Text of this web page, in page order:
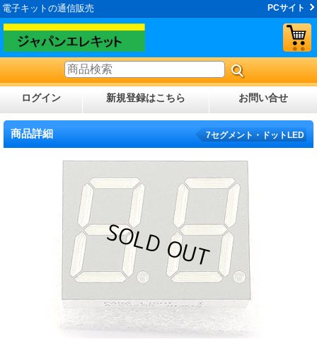
電子キットの通信販売 PCサイト
ログイン 新規登録はこちら お問い合せ
商品詳細 7セグメント・ドットLED